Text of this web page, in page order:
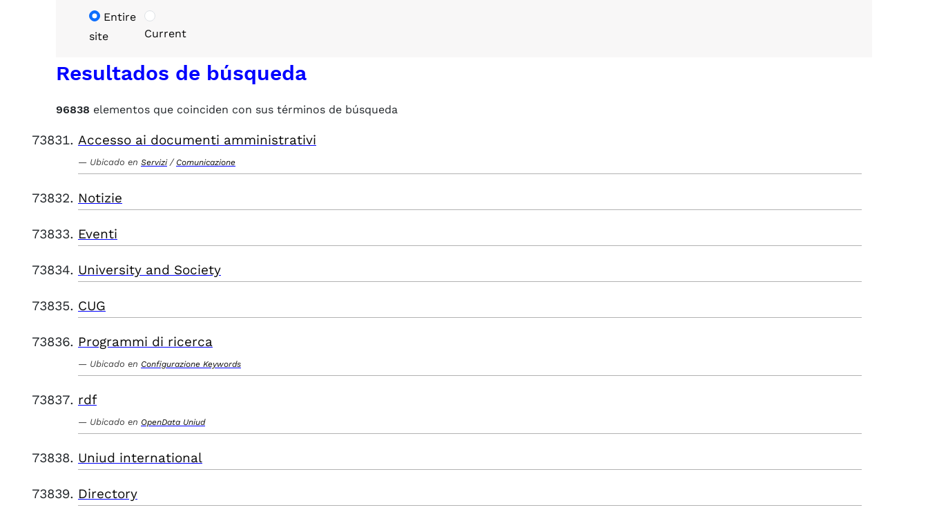
Entire
site
Current
Resultados de búsqueda
96838 elementos que coinciden con sus términos de búsqueda
Accesso ai documenti amministrativi
Ubicado en Servizi / Comunicazione
Notizie
Eventi
University and Society
CUG
Programmi di ricerca
Ubicado en Configurazione Keywords
rdf
Ubicado en OpenData Uniud
Uniud international
Directory